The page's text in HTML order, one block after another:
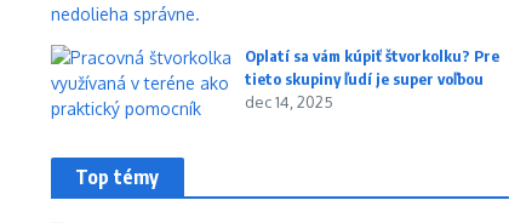
Oplatí sa vám kúpiť štvorkolku? Pre
tieto skupiny ľudí je super voľbou
dec 14, 2025
Top témy